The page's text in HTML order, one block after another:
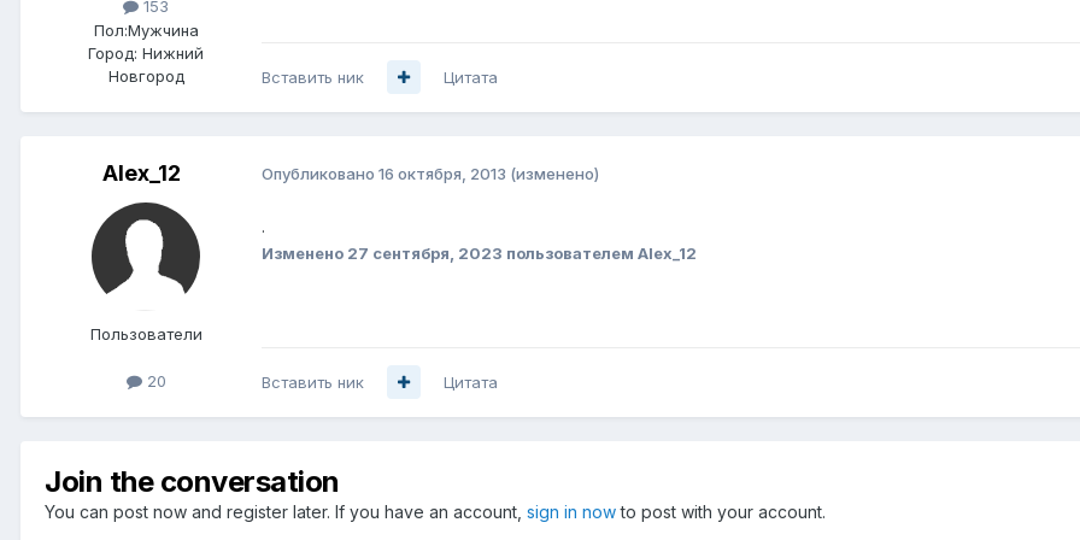
153
Пол:Мужчина
Город: Нижний
Новгород
Вставить ник Цитата
Alex_12
Пользователи
20
Опубликовано 16 октября, 2013 (изменено)
.
Изменено 27 сентября, 2023 пользователем Alex_12
Вставить ник Цитата
Join the conversation
You can post now and register later. If you have an account, sign in nowto post with your account.